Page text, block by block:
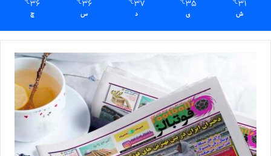
31
℃
ش
35
℃
ی
37
℃
د
36
℃
س
36
℃
چ